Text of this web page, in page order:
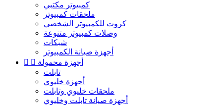
كمبيوتر مكتبي
ملحقات كمبيوتر
كروت للكمبيوتر الشخصي
وصلات كمبيوتر متنوعة
شبكات
أجهزة صيانة الكمبيوتر
  أجهزة محمولة
تابلت
أجهزة خليوي
ملحقات خليوي وتابلت
أجهزة صيانة تابلت وخليوي